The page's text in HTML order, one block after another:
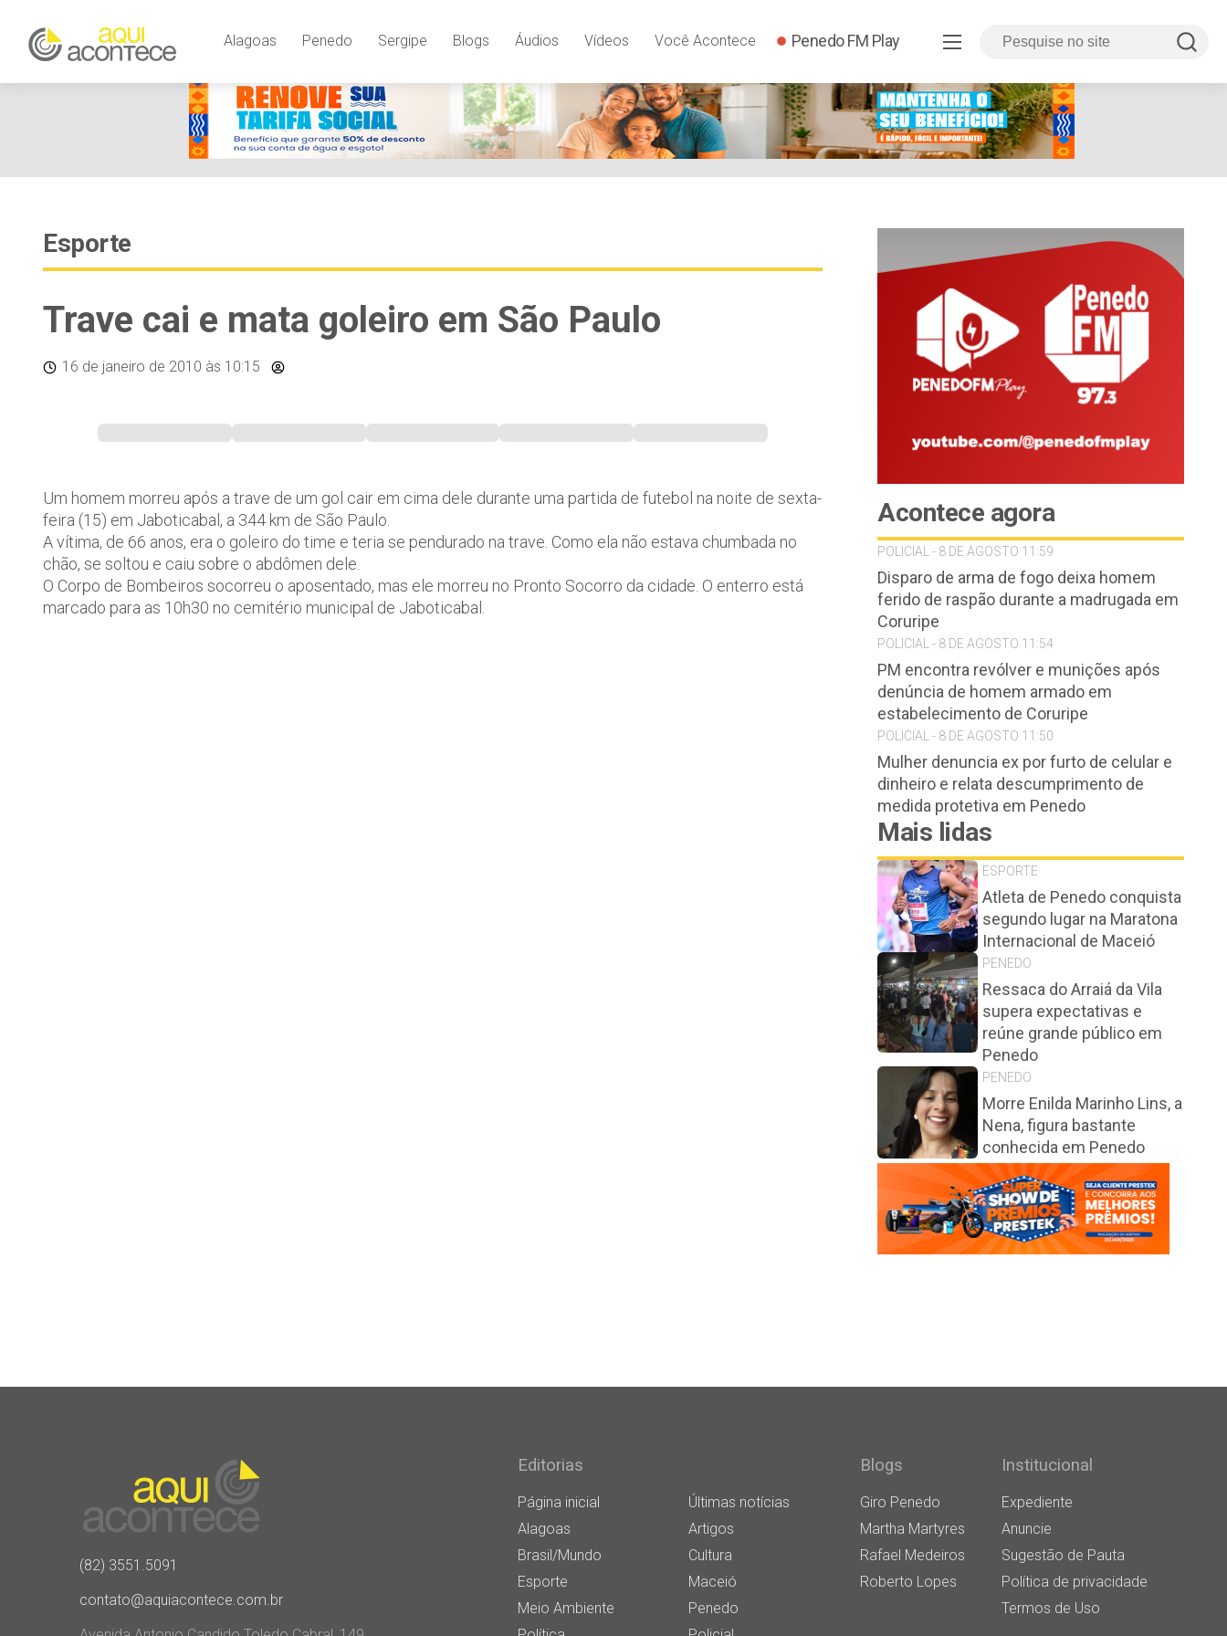
Alagoas Penedo Sergipe Blogs Áudios Vídeos Você Acontece Penedo FM Play
Esporte
Trave cai e mata goleiro em São Paulo
16 de janeiro de 2010 às 10:15
Um homem morreu após a trave de um gol cair em cima dele durante uma partida de futebol na noite de sexta-
feira (15) em Jaboticabal, a 344 km de São Paulo.
A vítima, de 66 anos, era o goleiro do time e teria se pendurado na trave. Como ela não estava chumbada no
chão, se soltou e caiu sobre o abdômen dele.
O Corpo de Bombeiros socorreu o aposentado, mas ele morreu no Pronto Socorro da cidade. O enterro está
marcado para as 10h30 no cemitério municipal de Jaboticabal.
Acontece agora
POLICIAL - 8 DE AGOSTO 11:59
Disparo de arma de fogo deixa homem
ferido de raspão durante a madrugada em
Coruripe
POLICIAL - 8 DE AGOSTO 11:54
PM encontra revólver e munições após
denúncia de homem armado em
estabelecimento de Coruripe
POLICIAL - 8 DE AGOSTO 11:50
Mulher denuncia ex por furto de celular e
dinheiro e relata descumprimento de
medida protetiva em Penedo
Mais lidas
ESPORTE
Atleta de Penedo conquista
segundo lugar na Maratona
Internacional de Maceió
PENEDO
Ressaca do Arraiá da Vila
supera expectativas e
reúne grande público em
Penedo
PENEDO
Morre Enilda Marinho Lins, a
Nena, figura bastante
conhecida em Penedo
(82) 3551.5091
contato@aquiacontece.com.br
Editorias
Página inicial
Últimas notícias
Alagoas
Artigos
Brasil/Mundo
Cultura
Esporte
Maceió
Meio Ambiente
Penedo
Blogs
Giro Penedo
Martha Martyres
Rafael Medeiros
Roberto Lopes
Institucional
Expediente
Anuncie
Sugestão de Pauta
Política de privacidade
Termos de Uso